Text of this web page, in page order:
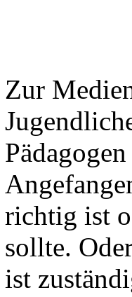
Zur
richtig ist
sollte.
ist